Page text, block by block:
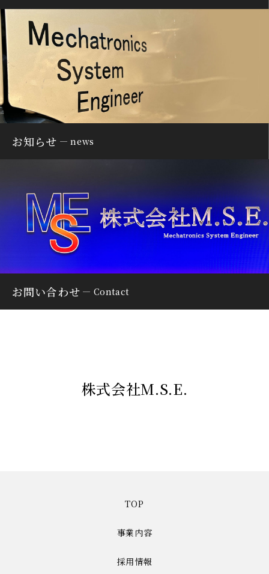
お知らせ news
お問い合わせ Contact
株式会社M.S.E.
TOP
事業内容
採用情報